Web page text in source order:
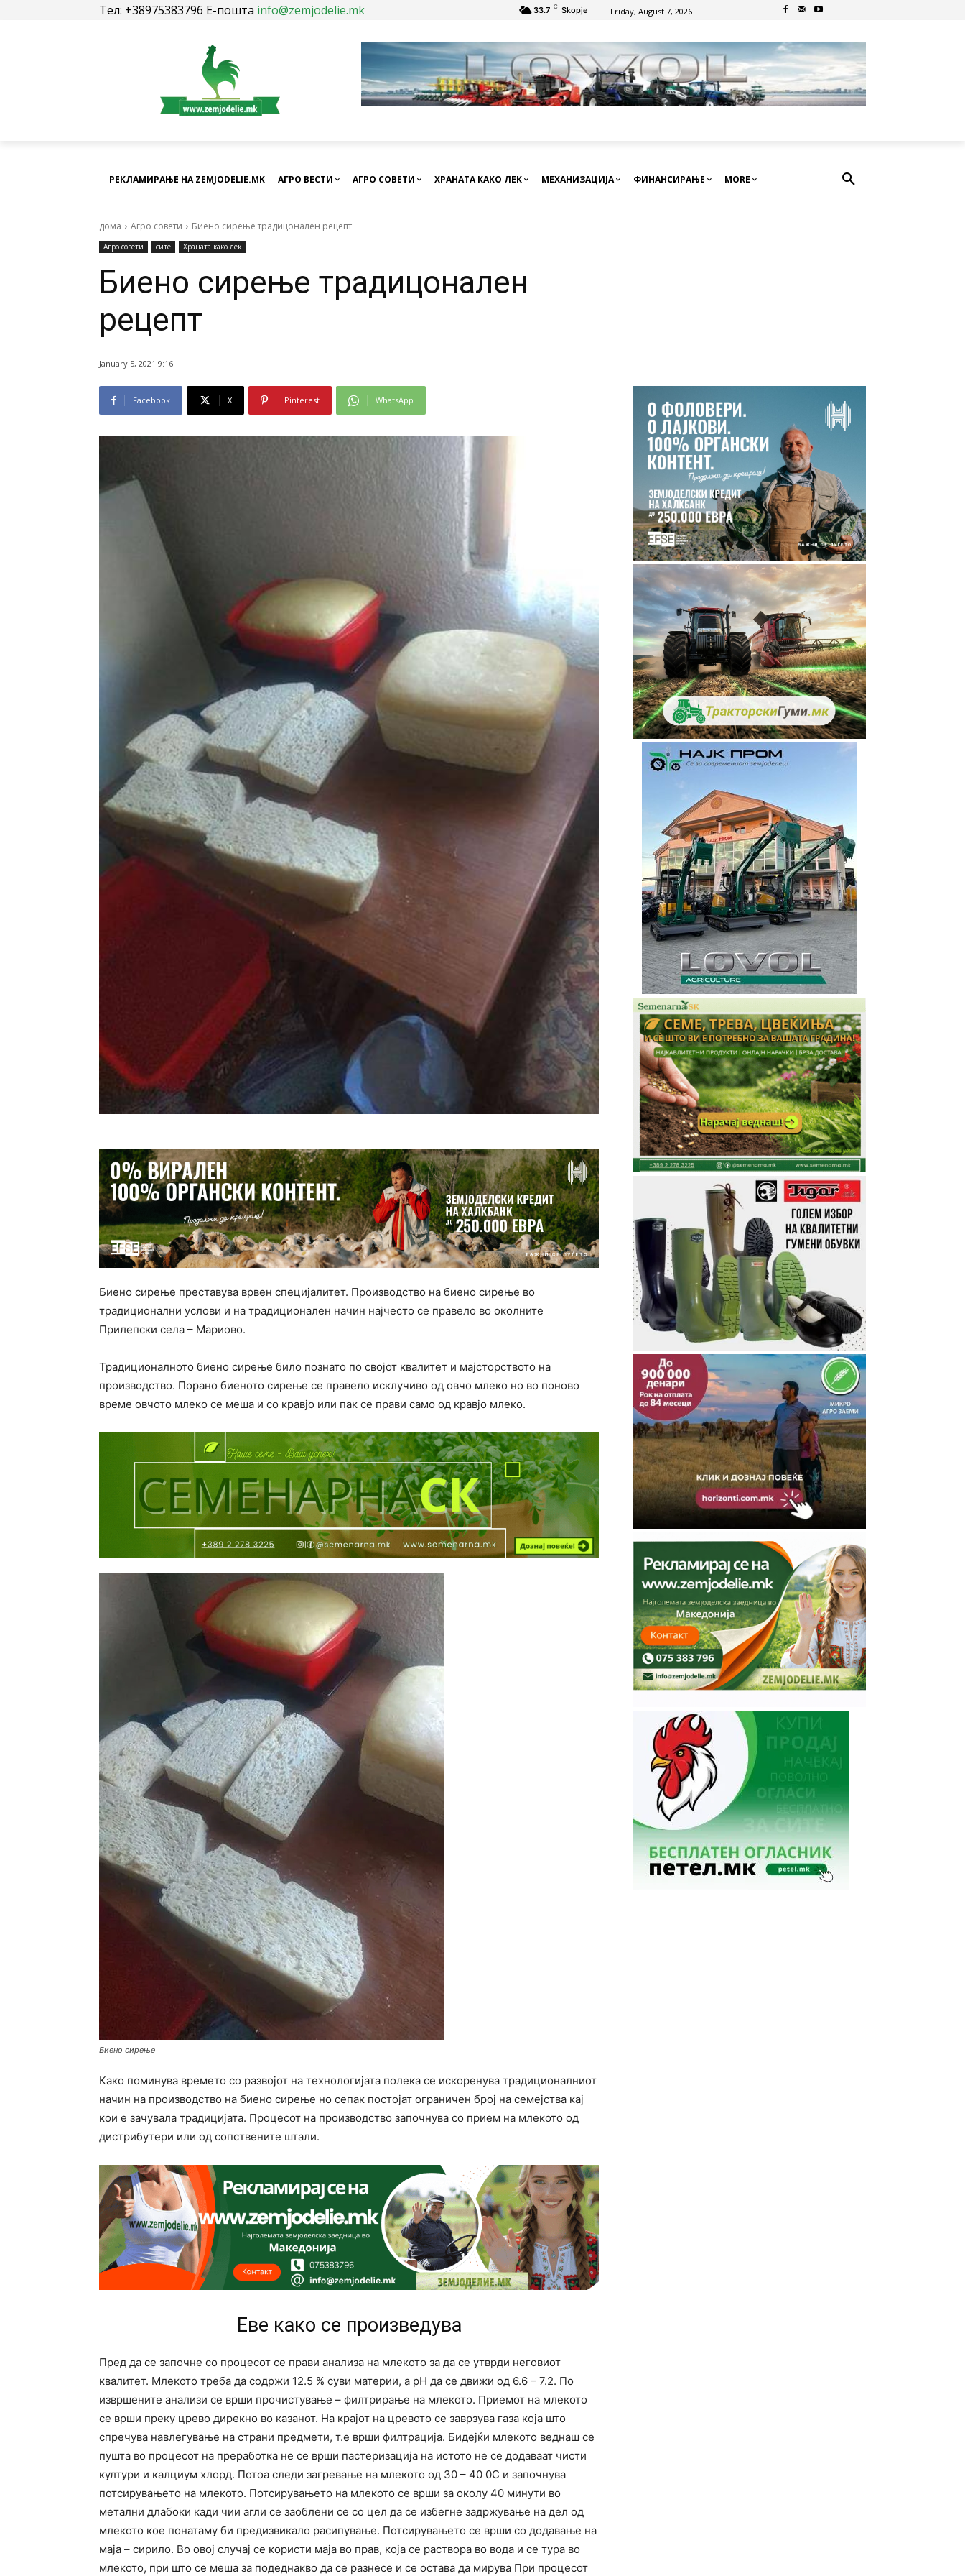
Тел: +38975383796 Е-пошта info@zemjodelie.mk 33.7 C Skopje Friday, August 7, 2026
РЕКЛАМИРАЊЕ НА ZEMJODELIE.MK АГРО ВЕСТИ АГРО СОВЕТИ ХРАНАТА КАКО ЛЕК МЕХАНИЗАЦИЈА ФИНАНСИРАЊЕ MORE
дома Агро совети Биено сирење традицонален рецепт
Агро совети сите Храната како лек
Биено сирење традицонален
рецепт
January 5, 2021 9:16
Facebook X Pinterest WhatsApp
Биено сирење преставува врвен специјалитет. Производство на биено сирење во
традиционални услови и на традиционален начин најчесто се правело во околните
Прилепски села – Мариово.
Традиционалното биено сирење било познато по својот квалитет и мајсторството на
производство. Порано биеното сирење се правело исклучиво од овчо млеко но во поново
време овчото млеко се меша и со кравјо или пак се прави само од кравјо млеко.
Биено сирење
Како поминува времето со развојот на технологијата полека се искоренува традиционалниот
начин на производство на биено сирење но сепак постојат ограничен број на семејства кај
кои е зачувала традицијата. Процесот на производство започнува со прием на млекото од
дистрибутери или од сопствените штали.
Еве како се произведува
Пред да се започне со процесот се прави анализа на млекото за да се утврди неговиот
квалитет. Млекото треба да содржи 12.5 % суви материи, а рН да се движи од 6.6 – 7.2. По
извршените анализи се врши прочистување – филтрирање на млекото. Приемот на млекото
се врши преку црево дирекно во казанот. На крајот на цревото се заврзува газа која што
спречува навлегување на страни предмети, т.е врши филтрација. Бидејќи млекото веднаш се
пушта во процесот на преработка не се врши пастеризација на истото не се додаваат чисти
култури и калциум хлорд. Потоа следи загревање на млекото од 30 – 40 0С и започнува
потсирувањето на млекото. Потсирувањето на млекото се врши за околу 40 минути во
метални длабоки кади чии агли се заоблени се со цел да се избегне задржување на дел од
млекото кое понатаму би предизвикало расипување. Потсирувањето се врши со додавање на
маја – сирило. Во овој случај се користи маја во прав, која се раствора во вода и се тура во
млекото, при што се меша за подеднакво да се разнесе и се остава да мирува При процесот